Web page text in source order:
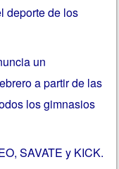
deporte de los
un
a partir de las
los gimnasios
SAVATE y KICK.